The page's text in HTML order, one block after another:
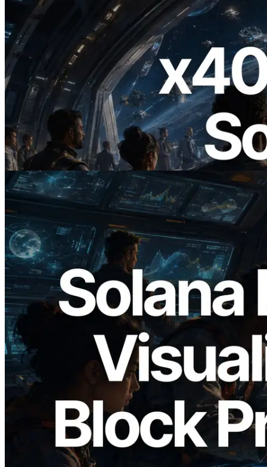
2026.07.04
ERPC 发布支持 x402 支付的 Solana RPC
— AI Agent 按需为 API 付费的时代开启
阅读此文章
2026.05.24
Validators Solutions 发布 Solana Block
Analyzer — 以 slot 为单位可视化区块生
成时间与对应验证者